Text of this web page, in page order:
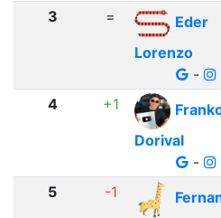
3 =
Eder
Lorenzo
-
4 +1
Dorival
-
5 -1